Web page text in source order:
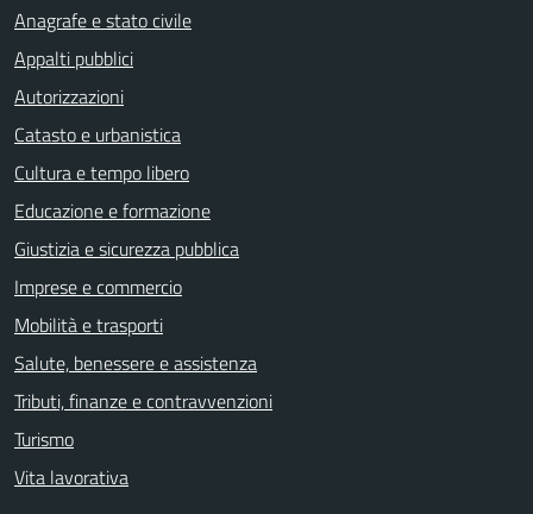
Anagrafe e stato civile
Appalti pubblici
Autorizzazioni
Catasto e urbanistica
Cultura e tempo libero
Educazione e formazione
Giustizia e sicurezza pubblica
Imprese e commercio
Mobilità e trasporti
Salute, benessere e assistenza
Tributi, finanze e contravvenzioni
Turismo
Vita lavorativa